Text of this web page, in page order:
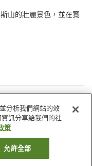
山的壯麗景色，並在寬
泉二人靜飯店
分析我們網站的效
訊分享給我們的社
策
允許全部